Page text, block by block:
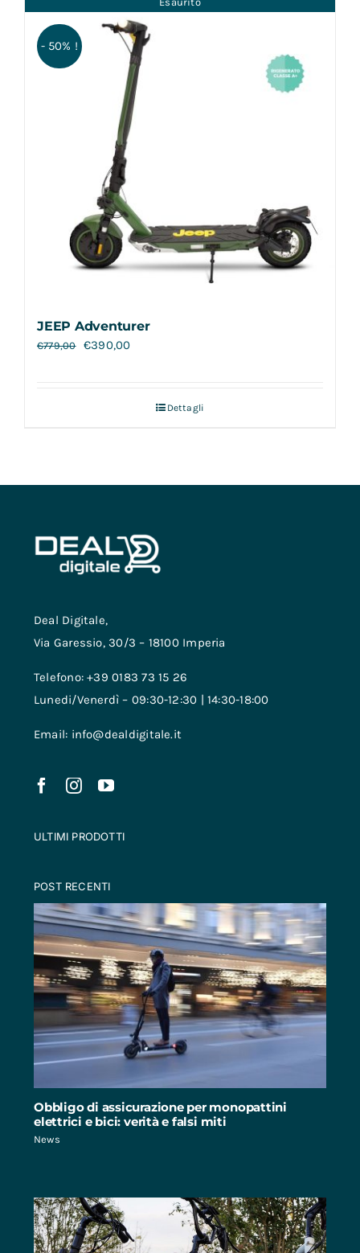
- 50% !
JEEP Adventurer
€779,00 €390,00
Dettagli
Deal Digitale,
Via Garessio, 30/3 – 18100 Imperia
Telefono: +39 0183 73 15 26
Lunedi/Venerdì – 09:30-12:30 | 14:30-18:00
Email: info@dealdigitale.it
ULTIMI PRODOTTI
POST RECENTI
Obbligo di assicurazione per monopattini
elettrici e bici: verità e falsi miti
News